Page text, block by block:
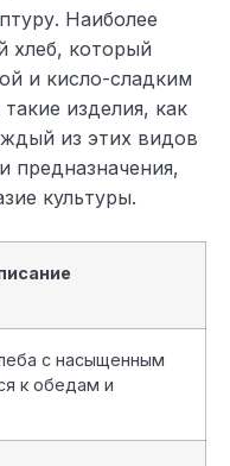
Наиболее
хлеб, который
и кисло-сладким
изделия, как
из этих видов
предназначения,
культуры.
с насыщенным
к обедам и